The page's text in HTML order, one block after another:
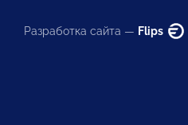
Разработка сайта — Flips